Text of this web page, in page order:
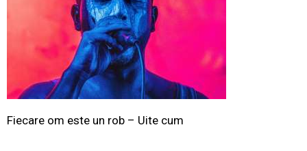
Fiecare om este un rob – Uite cum